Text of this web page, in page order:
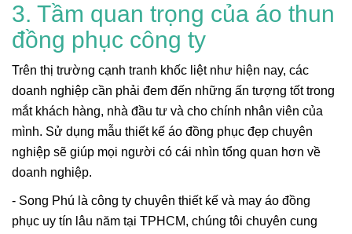
3. Tầm quan trọng của áo thun
đồng phục công ty
Trên thị trường cạnh tranh khốc liệt như hiện nay, các
doanh nghiệp cần phải đem đến những ấn tượng tốt trong
mắt khách hàng, nhà đầu tư và cho chính nhân viên của
mình. Sử dụng mẫu thiết kế áo đồng phục đẹp chuyên
nghiệp sẽ giúp mọi người có cái nhìn tổng quan hơn về
doanh nghiệp.
- Song Phú là công ty chuyên thiết kế và may áo đồng
phục uy tín lâu năm tại TPHCM, chúng tôi chuyên cung